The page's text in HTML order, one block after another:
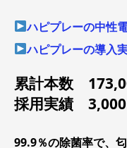
ハピプレーの中性
ハピプレーの導入
累計本数
採用実績 3,000
99.9％の除菌率で、